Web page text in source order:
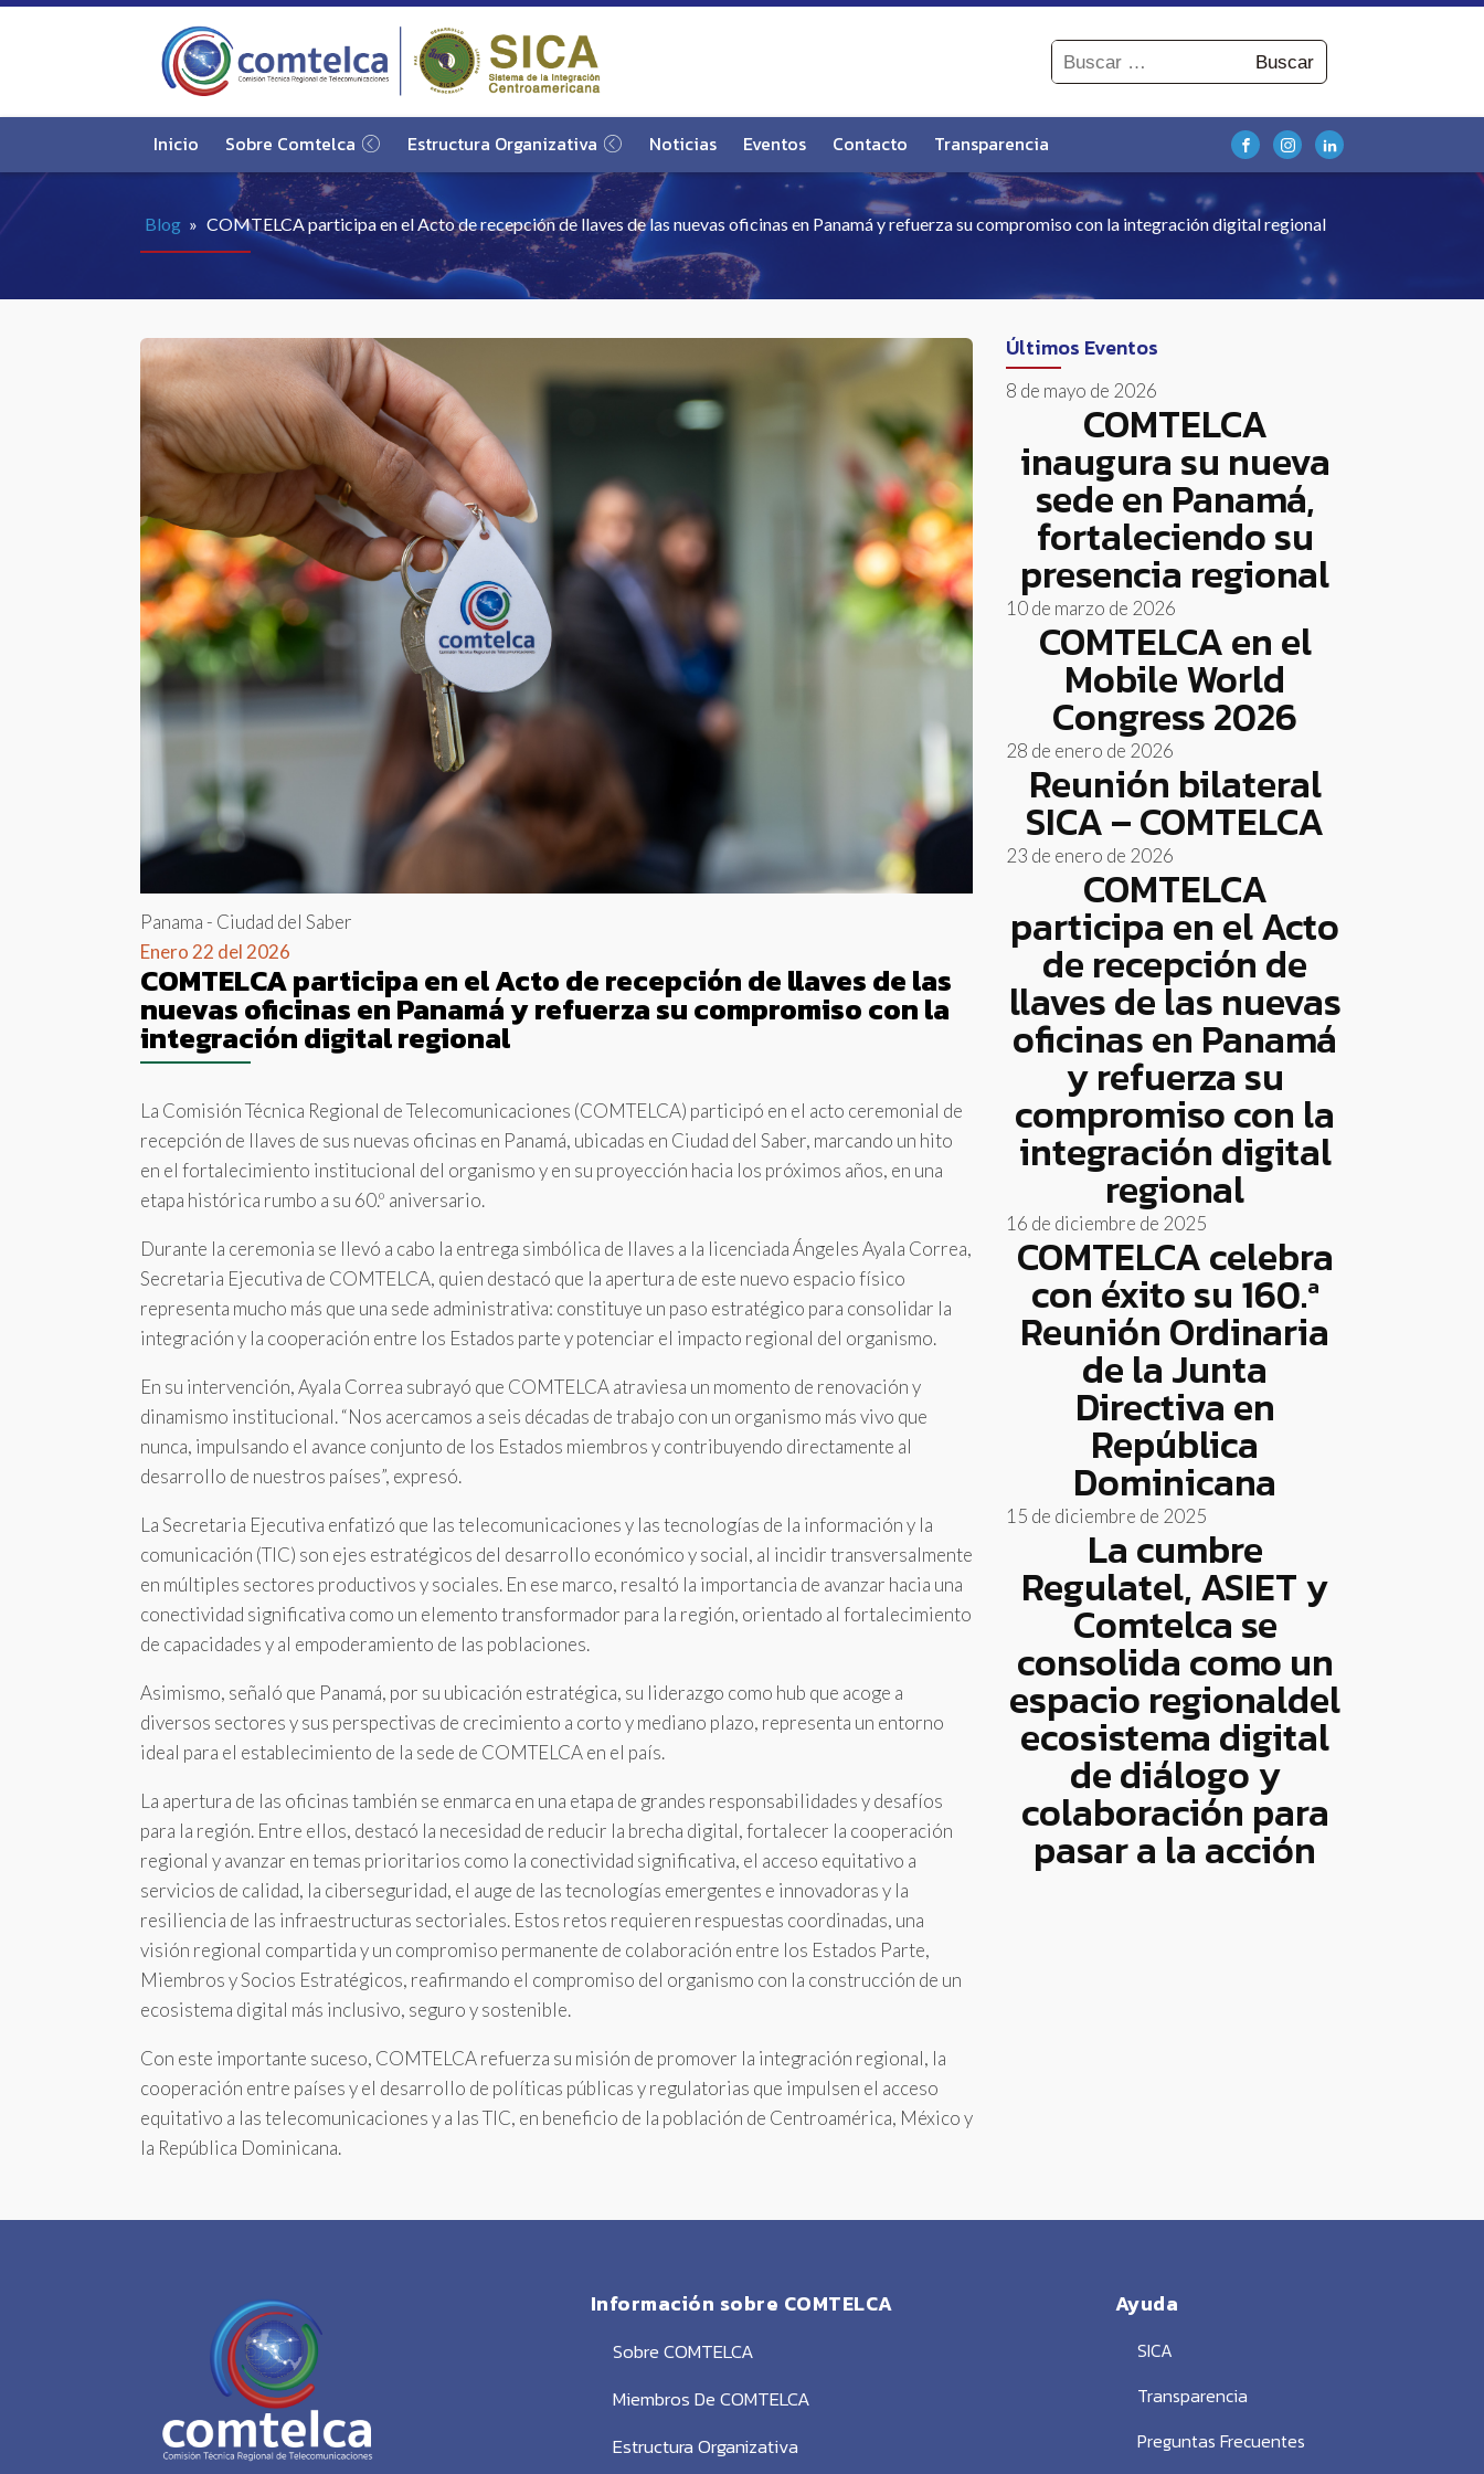
Buscar:
Inicio Sobre Comtelca Estructura Organizativa Noticias Eventos Contacto Transparencia
Blog » COMTELCA participa en el Acto de recepción de llaves de las nuevas oficinas en Panamá y refuerza su compromiso con la integración digital regional
Panama - Ciudad del Saber
Enero 22 del 2026
COMTELCA participa en el Acto de recepción de llaves de las
nuevas oficinas en Panamá y refuerza su compromiso con la
integración digital regional
La Comisión Técnica Regional de Telecomunicaciones (COMTELCA) participó en el acto ceremonial de
recepción de llaves de sus nuevas oficinas en Panamá, ubicadas en Ciudad del Saber, marcando un hito
en el fortalecimiento institucional del organismo y en su proyección hacia los próximos años, en una
etapa histórica rumbo a su 60.º aniversario.
Durante la ceremonia se llevó a cabo la entrega simbólica de llaves a la licenciada Ángeles Ayala Correa,
Secretaria Ejecutiva de COMTELCA, quien destacó que la apertura de este nuevo espacio físico
representa mucho más que una sede administrativa: constituye un paso estratégico para consolidar la
integración y la cooperación entre los Estados parte y potenciar el impacto regional del organismo.
En su intervención, Ayala Correa subrayó que COMTELCA atraviesa un momento de renovación y
dinamismo institucional. “Nos acercamos a seis décadas de trabajo con un organismo más vivo que
nunca, impulsando el avance conjunto de los Estados miembros y contribuyendo directamente al
desarrollo de nuestros países”, expresó.
La Secretaria Ejecutiva enfatizó que las telecomunicaciones y las tecnologías de la información y la
comunicación (TIC) son ejes estratégicos del desarrollo económico y social, al incidir transversalmente
en múltiples sectores productivos y sociales. En ese marco, resaltó la importancia de avanzar hacia una
conectividad significativa como un elemento transformador para la región, orientado al fortalecimiento
de capacidades y al empoderamiento de las poblaciones.
Asimismo, señaló que Panamá, por su ubicación estratégica, su liderazgo como hub que acoge a
diversos sectores y sus perspectivas de crecimiento a corto y mediano plazo, representa un entorno
ideal para el establecimiento de la sede de COMTELCA en el país.
La apertura de las oficinas también se enmarca en una etapa de grandes responsabilidades y desafíos
para la región. Entre ellos, destacó la necesidad de reducir la brecha digital, fortalecer la cooperación
regional y avanzar en temas prioritarios como la conectividad significativa, el acceso equitativo a
servicios de calidad, la ciberseguridad, el auge de las tecnologías emergentes e innovadoras y la
resiliencia de las infraestructuras sectoriales. Estos retos requieren respuestas coordinadas, una
visión regional compartida y un compromiso permanente de colaboración entre los Estados Parte,
Miembros y Socios Estratégicos, reafirmando el compromiso del organismo con la construcción de un
ecosistema digital más inclusivo, seguro y sostenible.
Con este importante suceso, COMTELCA refuerza su misión de promover la integración regional, la
cooperación entre países y el desarrollo de políticas públicas y regulatorias que impulsen el acceso
equitativo a las telecomunicaciones y a las TIC, en beneficio de la población de Centroamérica, México y
la República Dominicana.
Últimos Eventos
8 de mayo de 2026
COMTELCA
inaugura su nueva
sede en Panamá,
fortaleciendo su
presencia regional
10 de marzo de 2026
COMTELCA en el
Mobile World
Congress 2026
28 de enero de 2026
Reunión bilateral
SICA – COMTELCA
23 de enero de 2026
COMTELCA
participa en el Acto
de recepción de
llaves de las nuevas
oficinas en Panamá
y refuerza su
compromiso con la
integración digital
regional
16 de diciembre de 2025
COMTELCA celebra
con éxito su 160.ª
Reunión Ordinaria
de la Junta
Directiva en
República
Dominicana
15 de diciembre de 2025
La cumbre
Regulatel, ASIET y
Comtelca se
consolida como un
espacio regionaldel
ecosistema digital
de diálogo y
colaboración para
pasar a la acción
Información sobre COMTELCA
Sobre COMTELCA
Miembros De COMTELCA
Estructura Organizativa
Ayuda
SICA
Transparencia
Preguntas Frecuentes